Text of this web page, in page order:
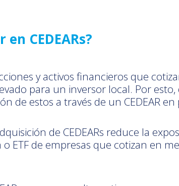
CEDEARs?
y activos financieros que
para un inversor local. Por
de estos a través de un CEDEAR en
de CEDEARs reduce la
ETF de empresas que cotizan en